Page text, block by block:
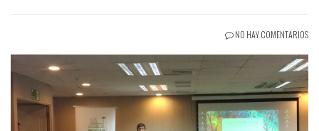
NO HAY COMENTARIOS